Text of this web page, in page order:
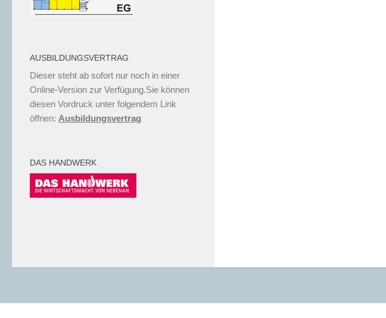
AUSBILDUNGSVERTRAG
Dieser steht ab sofort nur noch in einer
Online-Version zur Verfügung.Sie können
diesen Vordruck unter folgendem Link
öffnen: Ausbildungsvertrag
DAS HANDWERK